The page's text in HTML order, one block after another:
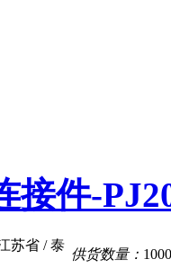
接件-
苏省 / 泰
供货数量： 1000